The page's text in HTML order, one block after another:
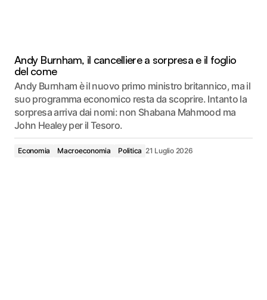
Andy Burnham, il cancelliere a sorpresa e il foglio
del come
Andy Burnham è il nuovo primo ministro britannico, ma il
suo programma economico resta da scoprire. Intanto la
sorpresa arriva dai nomi: non Shabana Mahmood ma
John Healey per il Tesoro.
Economia Macroeconomia Politica 21 Luglio 2026